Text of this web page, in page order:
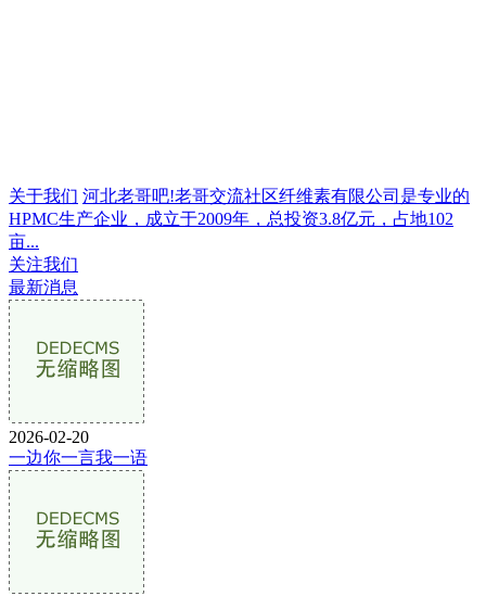
关于我们 河北老哥吧!老哥交流社区纤维素有限公司是专业的
HPMC生产企业，成立于2009年，总投资3.8亿元，占地102
亩...
关注我们
最新消息
2026-02-20
一边你一言我一语